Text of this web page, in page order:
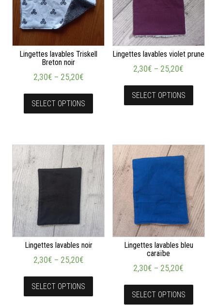
Lingettes lavables Triskell
Breton noir
2,30€ – 25,20€
SELECT OPTIONS
Lingettes lavables violet prune
2,30€ – 25,20€
SELECT OPTIONS
Lingettes lavables noir
2,30€ – 25,20€
SELECT OPTIONS
Lingettes lavables bleu
caraïbe
2,30€ – 25,20€
SELECT OPTIONS